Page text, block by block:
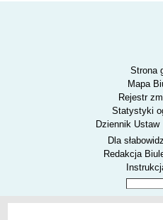
Strona
Mapa
Rejestr
Statystyki
Dziennik Ustaw
Menu dodatkowe
Dla
Redakcja